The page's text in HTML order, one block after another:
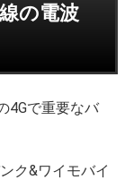
の電波
4Gで重要なバ
ク&ワイモバイ